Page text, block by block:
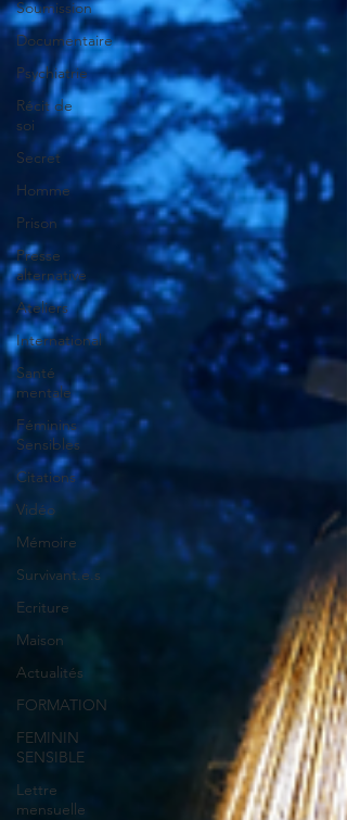
Soumission
Documentaire
Psychiatrie
Récit de
soi
Secret
Homme
Prison
Presse
alternative
Ateliers
International
Santé
mentale
Féminins
Sensibles
Citations
Vidéo
Mémoire
Survivant.e.s
Ecriture
Maison
Actualités
FORMATION
FEMININ
SENSIBLE
Lettre
mensuelle